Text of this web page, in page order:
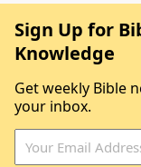
Sign Up for
Knowledge
Get weekly Bible
your inbox.